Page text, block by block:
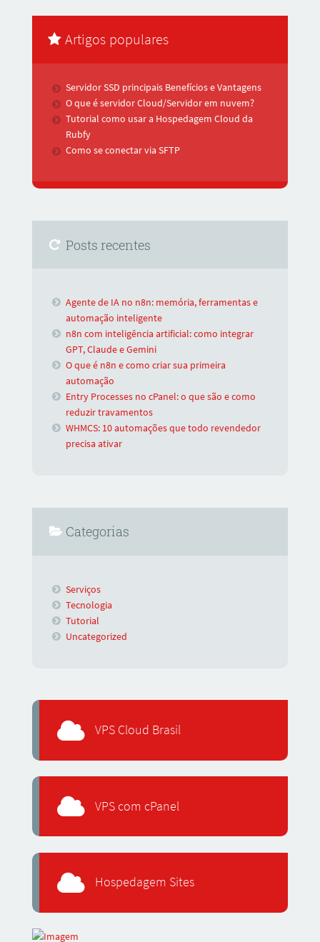
Artigos populares
Servidor SSD principais Benefícios e Vantagens
O que é servidor Cloud/Servidor em nuvem?
Tutorial como usar a Hospedagem Cloud da
Rubfy
Como se conectar via SFTP
Posts recentes
Agente de IA no n8n: memória, ferramentas e
automação inteligente
n8n com inteligência artificial: como integrar
GPT, Claude e Gemini
O que é n8n e como criar sua primeira
automação
Entry Processes no cPanel: o que são e como
reduzir travamentos
WHMCS: 10 automações que todo revendedor
precisa ativar
Categorias
Serviços
Tecnologia
Tutorial
Uncategorized
VPS Cloud Brasil
VPS com cPanel
Hospedagem Sites